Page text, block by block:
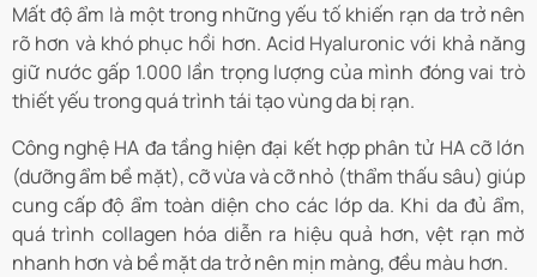
Mất độ ẩm là một trong những yếu tố khiến rạn da trở nên
rõ hơn và khó phục hồi hơn. Acid Hyaluronic với khả năng
giữ nước gấp 1.000 lần trọng lượng của mình đóng vai trò
thiết yếu trong quá trình tái tạo vùng da bị rạn.
Công nghệ HA đa tầng hiện đại kết hợp phân tử HA cỡ lớn
(dưỡng ẩm bề mặt), cỡ vừa và cỡ nhỏ (thẩm thấu sâu) giúp
cung cấp độ ẩm toàn diện cho các lớp da. Khi da đủ ẩm,
quá trình collagen hóa diễn ra hiệu quả hơn, vệt rạn mờ
nhanh hơn và bề mặt da trở nên mịn màng, đều màu hơn.